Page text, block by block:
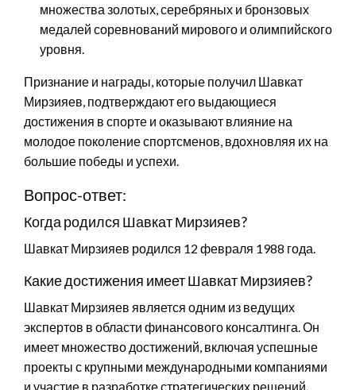
множества золотых, серебряных и бронзовых
медалей соревнований мирового и олимпийского
уровня.
Признание и награды, которые получил Шавкат
Мирзияев, подтверждают его выдающиеся
достижения в спорте и оказывают влияние на
молодое поколение спортсменов, вдохновляя их на
большие победы и успехи.
Вопрос-ответ:
Когда родился Шавкат Мирзияев?
Шавкат Мирзияев родился 12 февраля 1988 года.
Какие достижения имеет Шавкат Мирзияев?
Шавкат Мирзияев является одним из ведущих
экспертов в области финансового консалтинга. Он
имеет множество достижений, включая успешные
проекты с крупными международными компаниями
и участие в разработке стратегических решений.